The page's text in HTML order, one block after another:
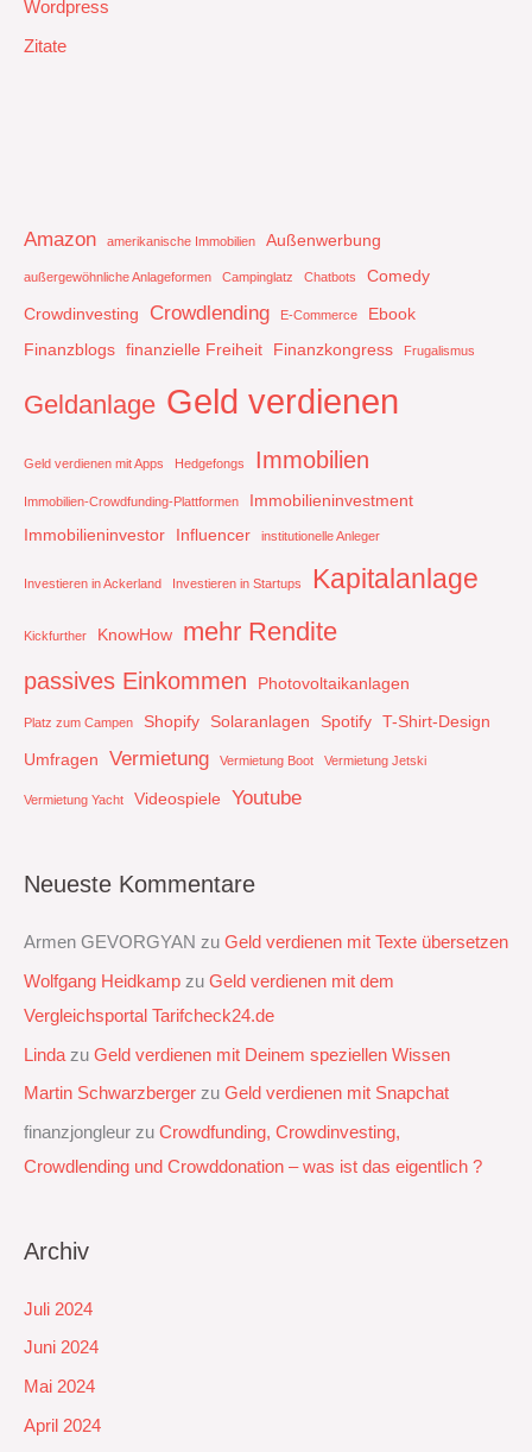
Wordpress
Zitate
Amazon amerikanische Immobilien Außenwerbung
außergewöhnliche Anlageformen Campinglatz Chatbots
Comedy
Crowdinvesting
Crowdlending E-Commerce
Ebook
Finanzblogs finanzielle Freiheit Finanzkongress Frugalismus
Geldanlage Geld verdienen
Geld verdienen mit Apps Hedgefongs Immobilien
Immobilien-Crowdfunding-Plattformen
Immobilieninvestment
Immobilieninvestor
Influencer institutionelle Anleger
Investieren in Ackerland Investieren in Startups Kapitalanlage
Kickfurther KnowHow mehr Rendite
passives Einkommen Photovoltaikanlagen
Platz zum Campen Shopify Solaranlagen Spotify T-Shirt-Design
Umfragen
Vermietung Vermietung Boot Vermietung Jetski
Vermietung Yacht Videospiele Youtube
Neueste Kommentare
Armen GEVORGYAN zu Geld verdienen mit Texte übersetzen
Wolfgang Heidkamp zu Geld verdienen mit dem
Vergleichsportal Tarifcheck24.de
Linda zu Geld verdienen mit Deinem speziellen Wissen
Martin Schwarzberger zu Geld verdienen mit Snapchat‭
finanzjongleur zu Crowdfunding, Crowdinvesting,
Crowdlending und Crowddonation – was ist das eigentlich ?
Archiv
Juli 2024
Juni 2024
Mai 2024
April 2024